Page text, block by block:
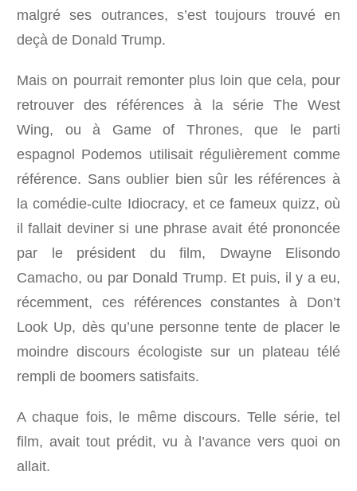
malgré ses outrances, s’est toujours trouvé en
deçà de Donald Trump.
Mais on pourrait remonter plus loin que cela, pour
retrouver des références à la série The West
Wing, ou à Game of Thrones, que le parti
espagnol Podemos utilisait régulièrement comme
référence. Sans oublier bien sûr les références à
la comédie-culte Idiocracy, et ce fameux quizz, où
il fallait deviner si une phrase avait été prononcée
par le président du film, Dwayne Elisondo
Camacho, ou par Donald Trump. Et puis, il y a eu,
récemment, ces références constantes à Don’t
Look Up, dès qu’une personne tente de placer le
moindre discours écologiste sur un plateau télé
rempli de boomers satisfaits.
A chaque fois, le même discours. Telle série, tel
film, avait tout prédit, vu à l’avance vers quoi on
allait.